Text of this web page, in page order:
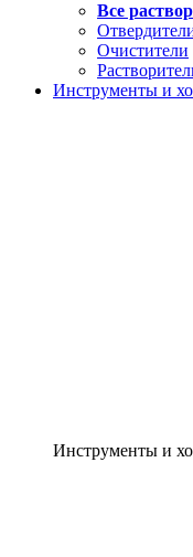
Все
Очистители
Инструменты и
Инструменты и